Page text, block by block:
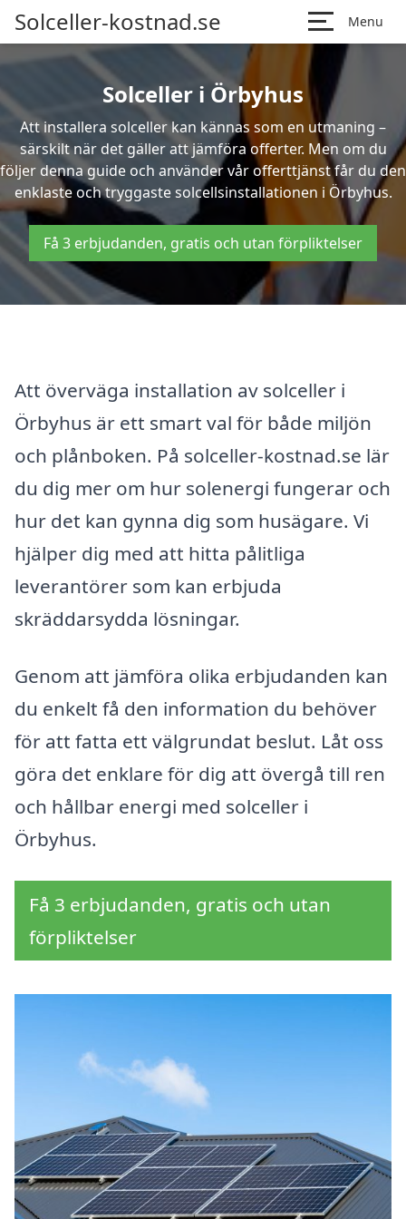
Solceller-kostnad.se Menu
Solceller i Örbyhus
Att installera solceller kan kännas som en utmaning –
särskilt när det gäller att jämföra offerter. Men om du
följer denna guide och använder vår offerttjänst får du den
enklaste och tryggaste solcellsinstallationen i Örbyhus.
Få 3 erbjudanden, gratis och utan förpliktelser
Att överväga installation av solceller i
Örbyhus är ett smart val för både miljön
och plånboken. På solceller-kostnad.se lär
du dig mer om hur solenergi fungerar och
hur det kan gynna dig som husägare. Vi
hjälper dig med att hitta pålitliga
leverantörer som kan erbjuda
skräddarsydda lösningar.
Genom att jämföra olika erbjudanden kan
du enkelt få den information du behöver
för att fatta ett välgrundat beslut. Låt oss
göra det enklare för dig att övergå till ren
och hållbar energi med solceller i
Örbyhus.
Få 3 erbjudanden, gratis och utan
förpliktelser